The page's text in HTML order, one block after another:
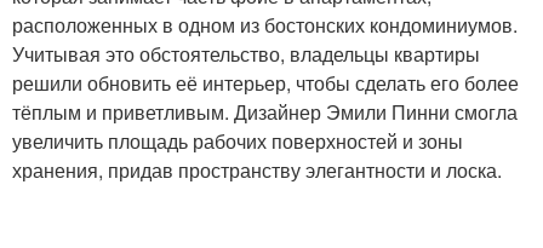
расположенных в одном из бостонских кондоминиумов.
Учитывая это обстоятельство, владельцы квартиры
решили обновить её интерьер, чтобы сделать его более
тёплым и приветливым. Дизайнер Эмили Пинни смогла
увеличить площадь рабочих поверхностей и зоны
хранения, придав пространству элегантности и лоска.